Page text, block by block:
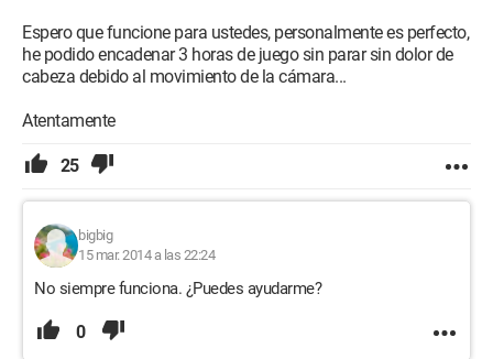
Espero que funcione para ustedes, personalmente es perfecto,
he podido encadenar 3 horas de juego sin parar sin dolor de
cabeza debido al movimiento de la cámara...
Atentamente
25
bigbig
15 mar. 2014 a las 22:24
No siempre funciona. ¿Puedes ayudarme?
0